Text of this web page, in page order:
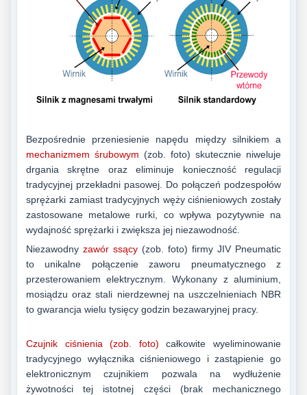
Bezpośrednie przeniesienie napędu między silnikiem a
mechanizmem śrubowym (zob. foto) skutecznie niweluje
drgania skrętne oraz eliminuje konieczność regulacji
tradycyjnej przekładni pasowej. Do połączeń podzespołów
sprężarki zamiast tradycyjnych węży ciśnieniowych zostały
zastosowane metalowe rurki, co wpływa pozytywnie na
wydajność sprężarki i zwiększa jej niezawodność.
Niezawodny zawór ssący(zob. foto) firmy JIV Pneumatic
to unikalne połączenie zaworu pneumatycznego z
przesterowaniem elektrycznym. Wykonany z aluminium,
mosiądzu oraz stali nierdzewnej na uszczelnieniach NBR
to gwarancja wielu tysięcy godzin bezawaryjnej pracy.
Czujnik ciśnienia (zob. foto) całkowite wyeliminowanie
tradycyjnego wyłącznika ciśnieniowego i zastąpienie go
elektronicznym czujnikiem pozwala na wydłużenie
żywotności tej istotnej części (brak mechanicznego